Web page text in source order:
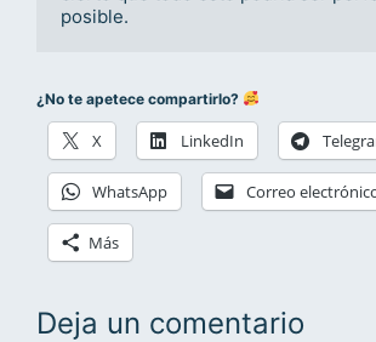
posible.
¿No te apetece compartirlo?
X LinkedIn
WhatsApp Correo
Más
Deja un comentario